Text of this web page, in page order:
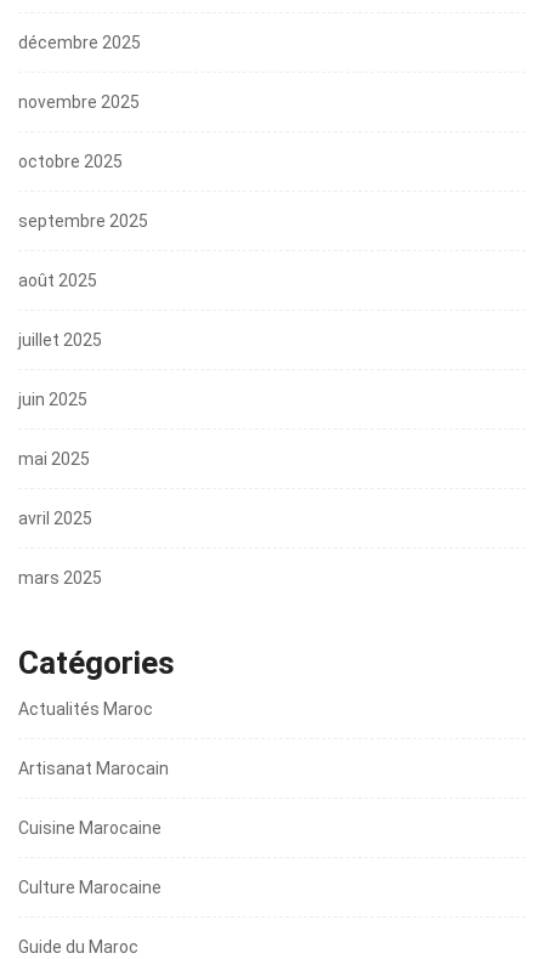
décembre 2025
novembre 2025
octobre 2025
septembre 2025
août 2025
juillet 2025
juin 2025
mai 2025
avril 2025
mars 2025
Catégories
Actualités Maroc
Artisanat Marocain
Cuisine Marocaine
Culture Marocaine
Guide du Maroc